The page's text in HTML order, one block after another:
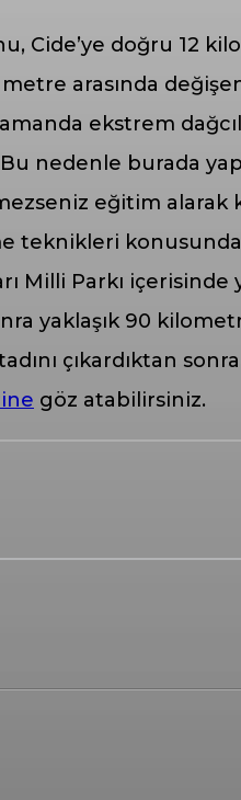
Cide’ye doğru 12
arasında
ekstrem
nedenle burada
eğitim alarak
teknikleri
Milli Parkı içerisinde
yaklaşık 90
çıkardıktan
göz atabilirsiniz.